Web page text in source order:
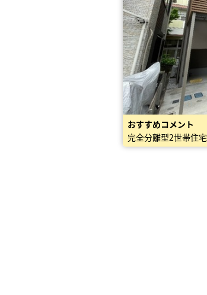
おすすめコメント
完全分離型2世帯住宅